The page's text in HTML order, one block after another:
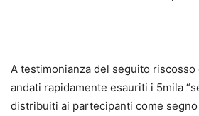
A testimonianza del seguito riscosso
andati rapidamente esauriti i 5mila
distribuiti ai partecipanti come